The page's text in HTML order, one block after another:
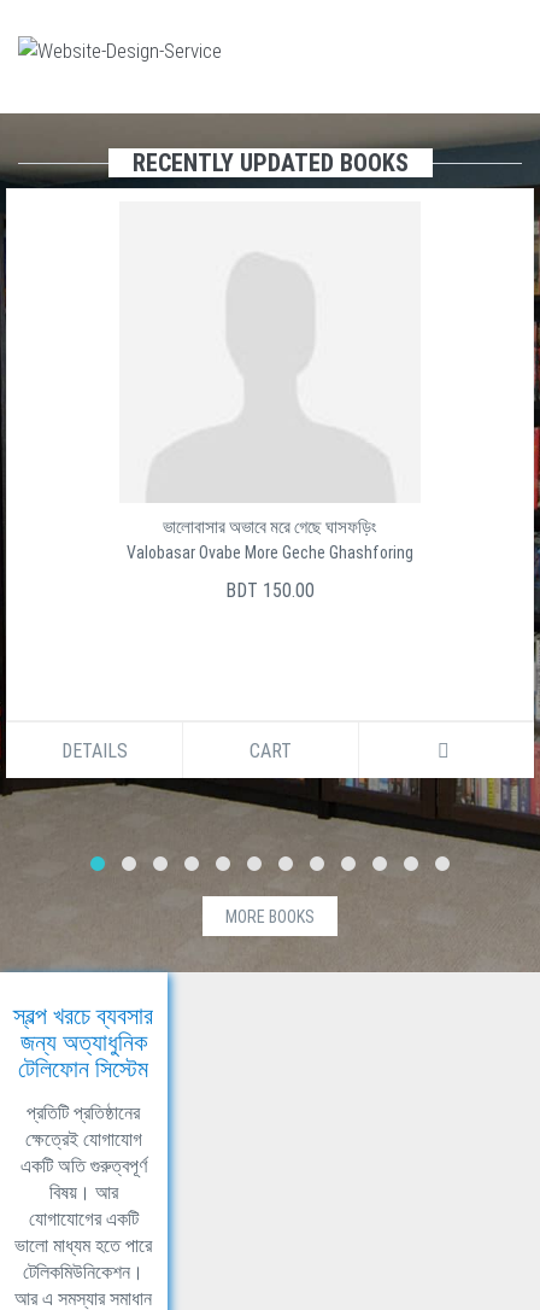
RECENTLY UPDATED BOOKS
ভালোবাসার অভাবে মরে গেছে ঘাসফড়িং
Valobasar Ovabe More Geche Ghashforing
BDT 150.00
DETAILS CART
MORE BOOKS
স্বল্প খরচে ব্যবসার
জন্য অত্যাধুনিক
টেলিফোন সিস্টেম
প্রতিটি প্রতিষ্ঠানের
ক্ষেত্রেই যোগাযোগ
একটি অতি গুরুত্বপূর্ণ
বিষয়। আর
যোগাযোগের একটি
ভালো মাধ্যম হতে পারে
টেলিকমিউনিকেশন।
আর এ সমস্যার সমাধান